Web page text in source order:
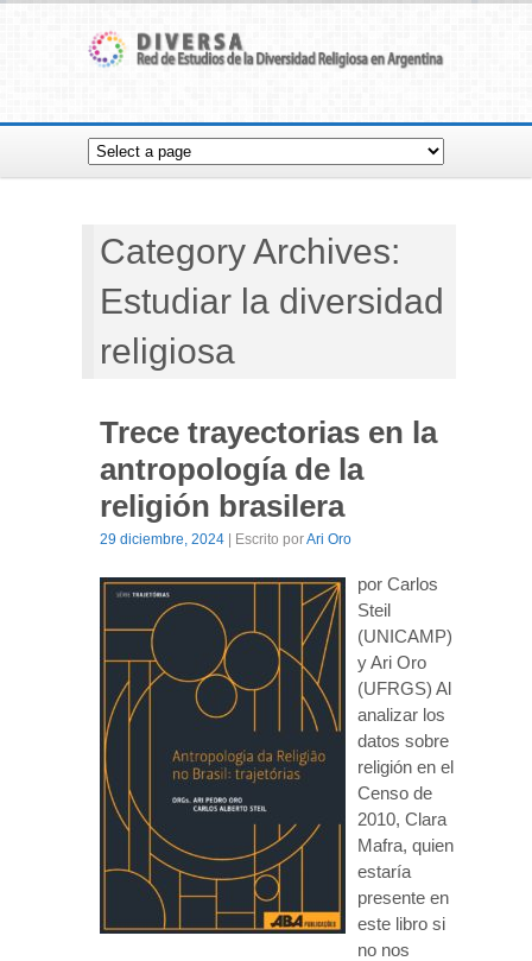
Category Archives:
Estudiar la diversidad
religiosa
Trece trayectorias en la
antropología de la
religión brasilera
29 diciembre, 2024 | Escrito porAri Oro
por Carlos
Steil
(UNICAMP)
y Ari Oro
(UFRGS) Al
analizar los
datos sobre
religión en el
Censo de
2010, Clara
Mafra, quien
estaría
presente en
este libro si
no nos